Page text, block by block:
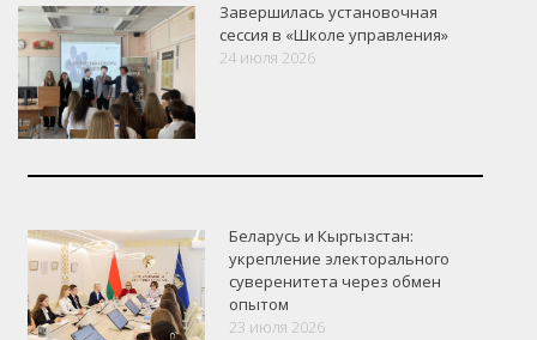
VK Google+ Facebook
Завершилась установочная
сессия в «Школе управления»
24 июля 2026
Беларусь и Кыргызстан:
укрепление электорального
суверенитета через обмен
опытом
23 июля 2026